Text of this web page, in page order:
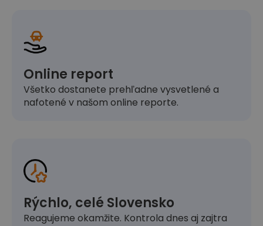
Online report
Všetko dostanete prehľadne vysvetlené a
nafotené v našom online reporte.
Rýchlo, celé Slovensko
Reagujeme okamžite. Kontrola dnes aj zajtra